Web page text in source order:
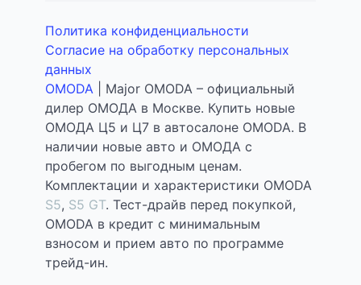
Политика конфиденциальности
Согласие на обработку персональных
данных
OMODA | Major OMODA – официальный
дилер ОМОДА в Москве. Купить новые
ОМОДА Ц5 и Ц7 в автосалоне OMODA. В
наличии новые авто и ОМОДА с
пробегом по выгодным ценам.
Комплектации и характеристики OMODA
S5, S5 GT. Тест-драйв перед покупкой,
OMODA в кредит с минимальным
взносом и прием авто по программе
трейд-ин.